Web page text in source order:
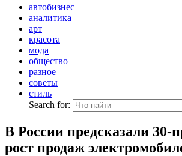
автобизнес
аналитика
арт
красота
мода
общество
разное
советы
стиль
Search for:
В России предсказали 30-
рост продаж